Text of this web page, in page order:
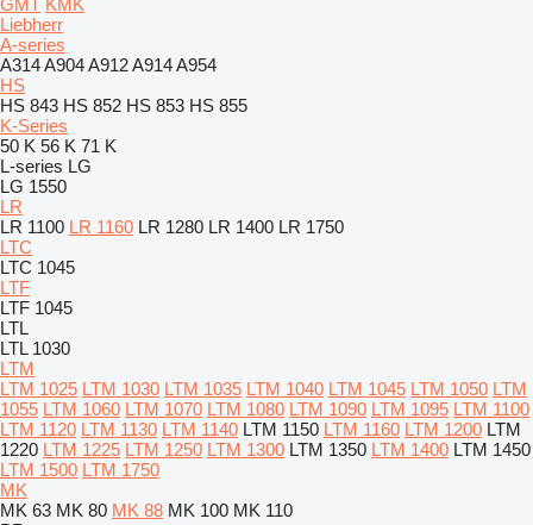
GMT KMK
Liebherr
A-series
A314A904A912A914A954
HS
HS 843 HS 852 HS 853 HS 855
K-Series
50 K 56 K 71 K
L-series LG
LG 1550
LR
LR 1100 LR 1160 LR 1280 LR 1400 LR 1750
LTC
LTC 1045
LTF
LTF 1045
LTL
LTL 1030
LTM
LTM 1025 LTM 1030 LTM 1035 LTM 1040 LTM 1045 LTM 1050 LTM
1055 LTM 1060 LTM 1070 LTM 1080 LTM 1090 LTM 1095 LTM 1100
LTM 1120 LTM 1130 LTM 1140 LTM 1150 LTM 1160 LTM 1200 LTM
1220 LTM 1225 LTM 1250 LTM 1300 LTM 1350 LTM 1400 LTM 1450
LTM 1500 LTM 1750
MK
MK 63 MK 80 MK 88 MK 100 MK 110